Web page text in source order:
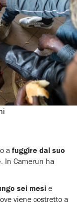
a fuggire dal suo
. In Camerun ha
sei mesi e
viene costretto a